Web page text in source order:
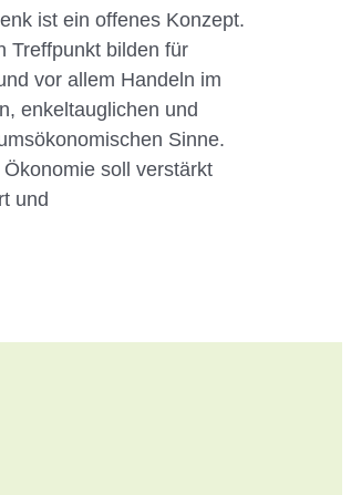
ist ein offenes Konzept.
Treffpunkt bilden für
vor allem Handeln im
enkeltauglichen und
Sinne.
soll verstärkt
und